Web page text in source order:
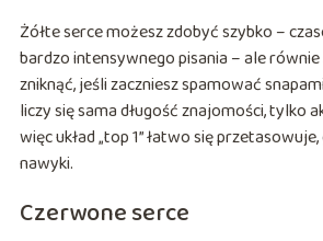
Żółte serce możesz zdobyć szybko –
bardzo intensywnego pisania – ale
zniknąć, jeśli zaczniesz spamować
liczy się sama długość znajomości, tylko
więc układ „top 1” łatwo się
nawyki.
Czerwone serce